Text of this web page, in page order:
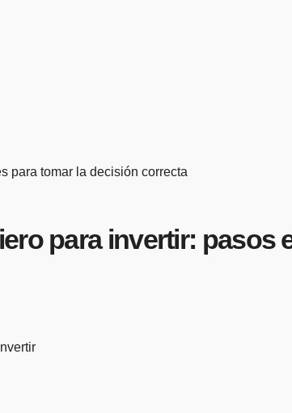
para tomar la decisión correcta
para invertir: pasos